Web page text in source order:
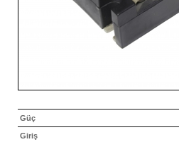
Güç
Giriş